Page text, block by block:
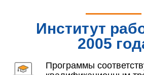
Институт
2005
Программы